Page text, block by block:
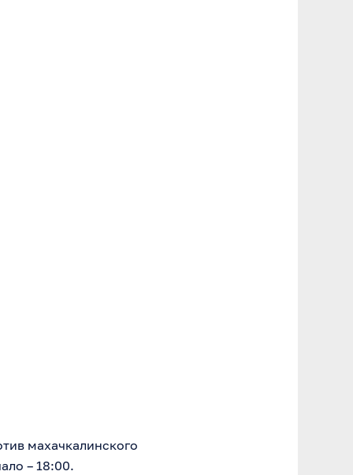
махачкалинского
– 18:00.